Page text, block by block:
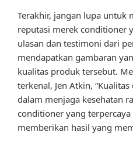
Terakhir, jangan lupa untuk
reputasi merek conditioner
ulasan dan testimoni dari
mendapatkan gambaran
kualitas produk tersebut.
terkenal, Jen Atkin,
dalam menjaga kesehatan
conditioner yang
memberikan hasil yang